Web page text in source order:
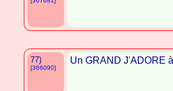
77)
[366090]
Un GRAND J'ADORE